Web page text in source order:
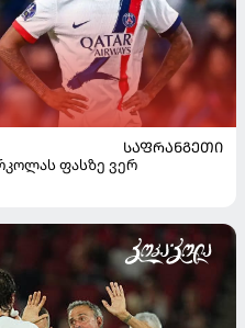
ᲡᲐᲤᲠᲐᲜᲒᲔᲗᲘ
ფასზე ვერ